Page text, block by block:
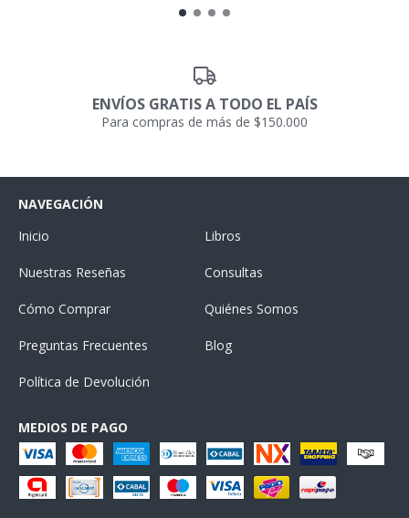
ENVÍOS GRATIS A TODO EL PAÍS
Para compras de más de $150.000
NAVEGACIÓN
Inicio
Libros
Nuestras Reseñas Consultas
Cómo Comprar Quiénes Somos
Preguntas Frecuentes Blog
Política de Devolución
MEDIOS DE PAGO